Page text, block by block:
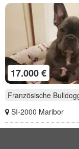
17.000 €
Französische
SI-2000 Maribor